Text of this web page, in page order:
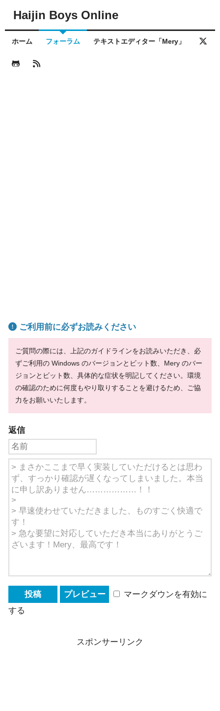
Haijin Boys Online
ホーム フォーラム テキストエディター「Mery」
ご利用前に必ずお読みください
ご質問の際には、上記のガイドラインをお読みいただき、必
ずご利用の Windows のバージョンとビット数、Mery のバー
ジョンとビット数、具体的な症状を明記してください。環境
の確認のために何度もやり取りすることを避けるため、ご協
力をお願いいたします。
返信
マークダウンを有効に
する
スポンサーリンク